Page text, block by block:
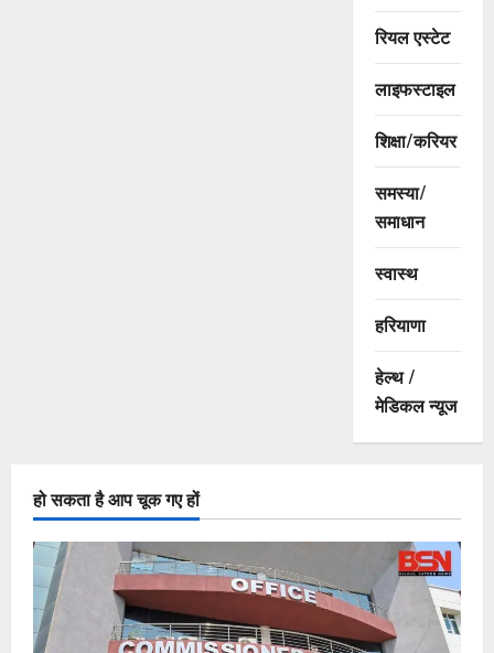
रियल एस्टेट
लाइफस्टाइल
शिक्षा/करियर
समस्या/
समाधान
स्वास्थ
हरियाणा
हेल्थ /
मेडिकल न्यूज
हो सकता है आप चूक गए हों